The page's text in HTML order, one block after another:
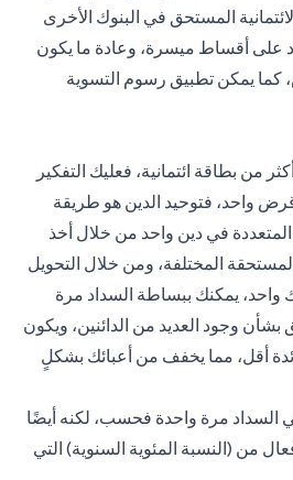
المستحق في البنوك الأخرى
على أقساط ميسرة، وعادة ما يكون
كما يمكن تطبيق رسوم التسوية
من بطاقة ائتمانية، فعليك التفكير
واحد، فتوحيد الدين هو طريقة
المتعددة في دين واحد من خلال أخذ
المختلفة، ومن خلال التحويل
واحد، يمكنك ببساطة السداد مرة
بشأن وجود العديد من الدائنين، ويكون
أقل، مما يخفف من أعبائك بشكلٍ
السداد مرة واحدة فحسب، لكنه أيضًا
من (النسبة المئوية السنوية) التي